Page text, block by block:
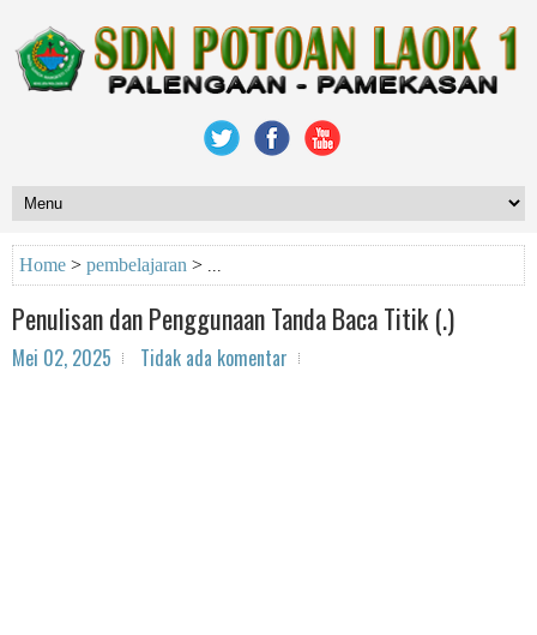
Home > pembelajaran >
Penulisan dan Penggunaan Tanda Baca Titik (.)
Mei 02, 2025 Tidak ada komentar